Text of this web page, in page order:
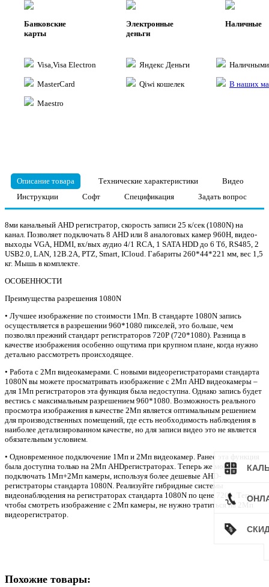
Банковские
карты
Visa,Visa Electron
MasterCard
Maestro
Электронные
деньги
Яндекс Деньги
Qiwi кошелек
Наличные
В наших
Описание товара Технические характеристики
Видео
Инструкции
Софт Спецификация Задать вопрос
8­ми канальный AHD регистратор, скорость записи 25 к/сек (1080N) на
канал. Позволяет подключать 8 AHD или 8 аналоговых камер 960H, видео­
выходы VGA, HDMI, вх/вых аудио 4/1 RCA, 1 SATA HDD до 6 Тб, RS­485, 2
USB2.0, LAN, 12B.2А, PTZ, Smart, ICloud. Габариты 260*44*221 мм, вес 1,5
кг. Мышь в комплекте.
ОСОБЕННОСТИ
Преимущества разрешения 1080N
• Лучшее изображение по стоимости 1Мп. В стандарте 1080N запись
осуществляется в разрешении 960*1080 пикселей, это больше, чем
позволял прежний стандарт регистраторов 720Р (720*1080). Разница в
качестве изображения особенно ощутима при крупном плане, когда нужно
детально рассмотреть происходящее.
• Работа с 2Мп видеокамерами. С новыми видеорегистраторами стандарта
1080N вы можете просматривать изображение с 2Мп AHD­ видеокамеры –
для 1Мп регистраторов эта функция была недоступна. Однако запись будет
вестись с максимальным разрешением 960*1080. Возможность реального
просмотра изображения в качестве 2Мп является оптимальным решением
для производственных помещений, где есть необходимость наблюдения в
наиболее детализированном качестве, но для записи видео это не является
обязательным условием.
• Одновременное подключение 1Мп и 2Мп видеокамер. Ранее эта функция
была доступна только на 2Мп AHD­регистраторах. Теперь же можно
подключать 1Мп+2Мп камеры, используя более дешевые AHD­
регистраторы стандарта 1080N. Реализуйте гибридные системы
видеонаблюдения на регистраторах стандарта 1080N по цене 720p. Теперь,
чтобы смотреть изображение с 2Мп камеры, не нужно тратиться на 2Мп
видеорегистратор.
Похожие товары: